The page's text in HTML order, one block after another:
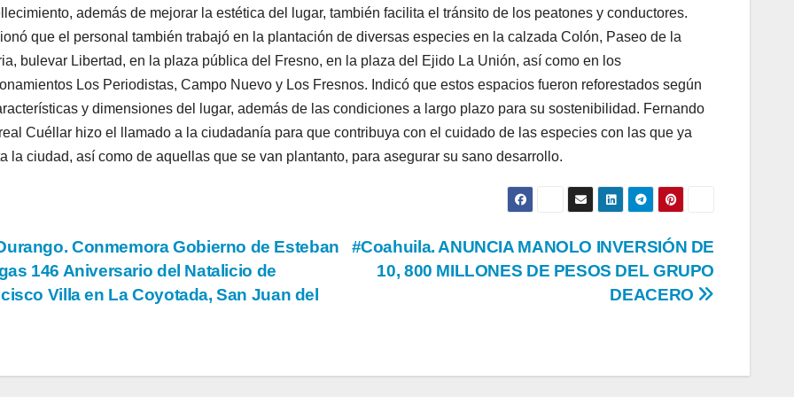
además de mejorar la estética del lugar, también facilita el tránsito de los peatones y conductores.
que el personal también trabajó en la plantación de diversas especies en la calzada Colón, Paseo de la
bulevar Libertad, en la plaza pública del Fresno, en la plaza del Ejido La Unión, así como en los
Los Periodistas, Campo Nuevo y Los Fresnos. Indicó que estos espacios fueron reforestados según
y dimensiones del lugar, además de las condiciones a largo plazo para su sostenibilidad. Fernando
Cuéllar hizo el llamado a la ciudadanía para que contribuya con el cuidado de las especies con las que ya
la ciudad, así como de aquellas que se van plantanto, para asegurar su sano desarrollo.
#Coahuila. ANUNCIA MANOLO INVERSIÓN DE
10, 800 MILLONES DE PESOS DEL GRUPO
DEACERO
Conmemora Gobierno de Esteban
146 Aniversario del Natalicio de
Villa en La Coyotada, San Juan del